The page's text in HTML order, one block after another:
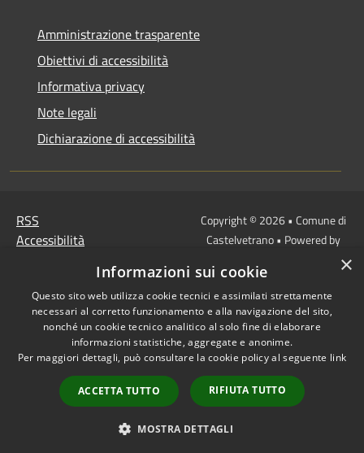
Amministrazione trasparente
Obiettivi di accessibilità
Informativa privacy
Note legali
Dichiarazione di accessibilità
RSS
Accessibilità
Mappa del sito
Link
Protocollo Urbi Smart
Cedolino Online
Posta elettronica
ordinaria
Copyright © 2026 • Comune di
Castelvetrano • Powered by
redazione
×
Informazioni sui cookie
Questo sito web utilizza cookie tecnici e assimilati strettamente
necessari al corretto funzionamento e alla navigazione del sito,
nonché un cookie tecnico analitico al solo fine di elaborare
informazioni statistiche, aggregate e anonime.
Per maggiori dettagli, può consultare la cookie policy al seguente link
ACCETTA TUTTO RIFIUTA TUTTO
MOSTRA DETTAGLI